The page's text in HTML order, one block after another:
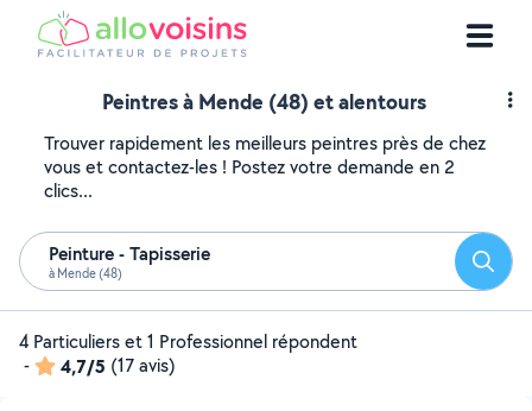
Peintres à Mende (48) et alentours
Trouver rapidement les meilleurs peintres près de chez
vous et contactez-les ! Postez votre demande en 2
clics...
Peinture - Tapisserie
à Mende (48)
4 Particuliers et 1 Professionnel répondent
-
4,7/5 (17 avis)